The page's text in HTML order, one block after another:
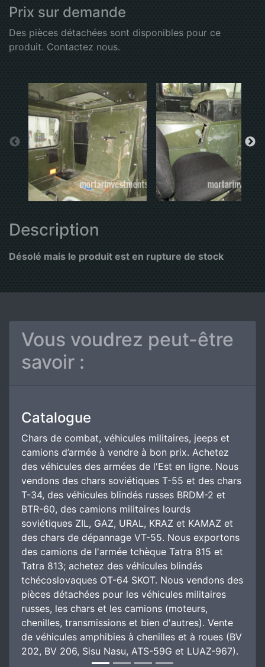
Prix sur demande
Des pièces détachées sont disponibles pour ce
produit. Contactez nous.
Description
Désolé mais le produit est en rupture de stock
Vous voudrez peut-être
savoir :
Catalogue
Chars de combat, véhicules militaires, jeeps et
camions d’armée à vendre à bon prix. Achetez
des véhicules des armées de l'Est en ligne. Nous
vendons des chars soviétiques T-55 et des chars
T-34, des véhicules blindés russes BRDM-2 et
BTR-60, des camions militaires lourds
soviétiques ZIL, GAZ, URAL, KRAZ et KAMAZ et
des chars de dépannage VT-55. Nous exportons
des camions de l'armée tchèque Tatra 815 et
Tatra 813; achetez des véhicules blindés
tchécoslovaques OT-64 SKOT. Nous vendons des
pièces détachées pour les véhicules militaires
russes, les chars et les camions (moteurs,
chenilles, transmissions et bien d'autres). Vente
de véhicules amphibies à chenilles et à roues (BV
202, BV 206, Sisu Nasu, ATS-59G et LUAZ-967).